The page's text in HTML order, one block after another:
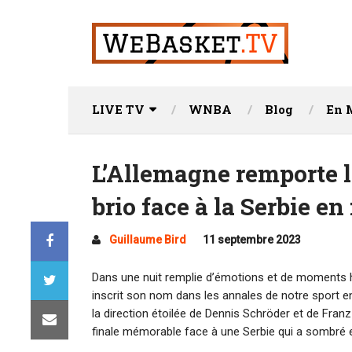
LIVE TV WNBA Blog En
L’Allemagne remporte
brio face à la Serbie
Guillaume Bird 11 septembre 2023
Dans une nuit remplie d’émotions et de
inscrit son nom dans les annales de notre sport
la direction étoilée de Dennis Schröder et de
finale mémorable face à une Serbie qui a sombré